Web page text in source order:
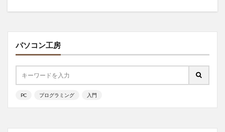
パソコン工房
PC プログラミング 入門